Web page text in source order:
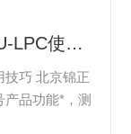
北京锦正茂土壤墒情测试仪SU-LPC使用技巧
锦正
品功能*，测
、林、水利、